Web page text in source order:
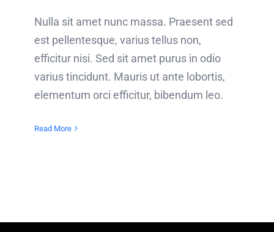
Nulla sit amet nunc massa. Praesent sed
est pellentesque, varius tellus non,
efficitur nisi. Sed sit amet purus in odio
varius tincidunt. Mauris ut ante lobortis,
elementum orci efficitur, bibendum leo.
Read More